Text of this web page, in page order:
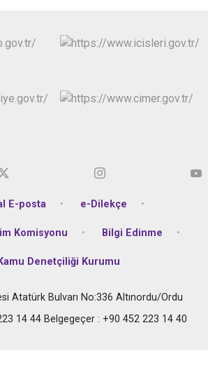
E-posta e-Dilekçe
Komisyonu Bilgi Edinme
Kamu Denetçiliği Kurumu
Atatürk Bulvarı No:336 Altınordu/Ordu
14 44 Belgegeçer : +90 452 223 14 40